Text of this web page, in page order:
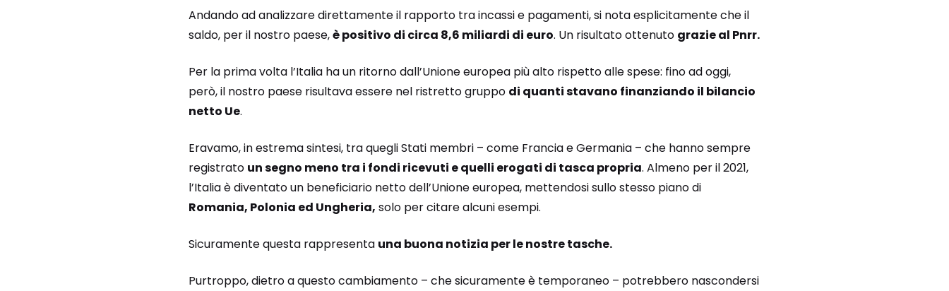
Andando ad analizzare direttamente il rapporto tra incassi e pagamenti, si nota esplicitamente che il
saldo, per il nostro paese,è positivo di circa 8,6 miliardi di euro. Un risultato ottenuto grazie al Pnrr.
Per la prima volta l’Italia ha un ritorno dall’Unione europea più alto rispetto alle spese: fino ad oggi,
però, il nostro paese risultava essere nel ristretto gruppo di quanti stavano finanziando il bilancio
netto Ue.
Eravamo, in estrema sintesi, tra quegli Stati membri – come Francia e Germania – che hanno sempre
registrato un segno meno tra i fondi ricevuti e quelli erogati di tasca propria. Almeno per il 2021,
l’Italia è diventato un beneficiario netto dell’Unione europea, mettendosi sullo stesso piano di
Romania, Polonia ed Ungheria, solo per citare alcuni esempi.
Sicuramente questa rappresenta una buona notizia per le nostre tasche.
Purtroppo, dietro a questo cambiamento – che sicuramente è temporaneo – potrebbero nascondersi